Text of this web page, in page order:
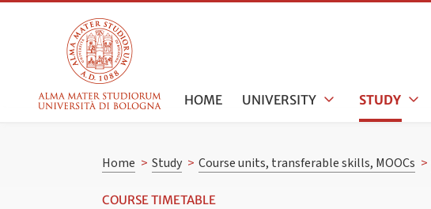
HOME UNIVERSITY STUDY
Home > Study > Course units, transferable skills, MOOCs >
COURSE TIMETABLE